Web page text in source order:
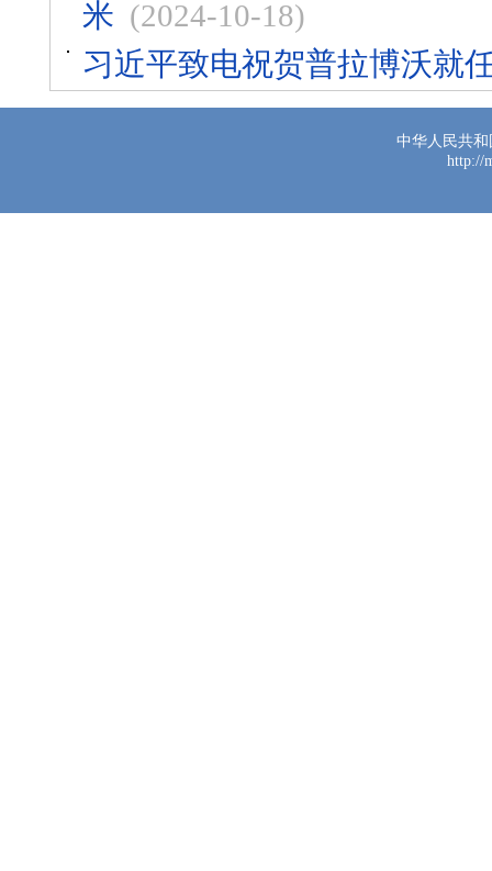
米 (2024-10-18)
习近平致电祝贺普拉博沃就
中华人民共
http://